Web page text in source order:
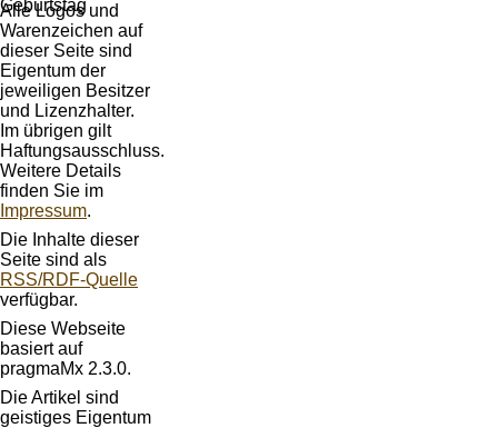
Alle Logos und
Warenzeichen auf
dieser Seite sind
Eigentum der
jeweiligen Besitzer
und Lizenzhalter.
Im übrigen gilt
Haftungsausschluss.
Weitere Details
finden Sie im
Impressum.
Die Inhalte dieser
Seite sind als
RSS/RDF-Quelle
verfügbar.
Diese Webseite
basiert auf
pragmaMx 2.3.0.
Die Artikel sind
geistiges Eigentum